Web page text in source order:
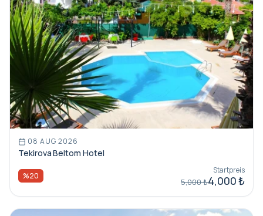
08 AUG 2026
Tekirova Beltom Hotel
%20
Startpreis
5,000 ₺4,000 ₺